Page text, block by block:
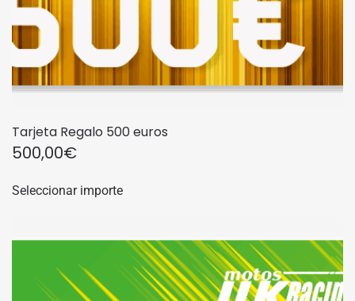
Tarjeta Regalo 500 euros
500,00€
Seleccionar importe